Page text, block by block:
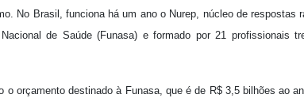
No Brasil, funciona há um ano o Nurep, núcleo de respostas
de Saúde (Funasa) e formado por 21 profissionais
orçamento destinado à Funasa, que é de R$ 3,5 bilhões ao